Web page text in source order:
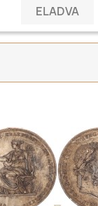
ELADVA